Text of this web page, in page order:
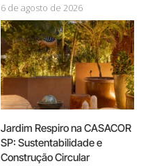
6 de agosto de 2026
Jardim Respiro na CASACOR
SP: Sustentabilidade e
Construção Circular